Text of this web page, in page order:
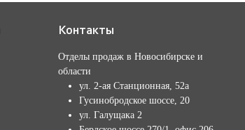
Контакты
Отделы продаж в Новосибирске и
области
ул. 2-ая Станционная, 52а
Гусинобродское шоссе, 20
ул. Галущака 2